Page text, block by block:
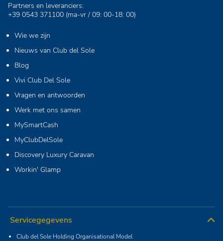
Partners en leveranciers:
+39 0543 371100 (ma-vr / 09: 00-18: 00)
Wie we zijn
Nieuws van Club del Sole
Blog
Vivi Club Del Sole
Vragen en antwoorden
Werk met ons samen
MySmartCash
MyClubDelSole
Discovery Luxury Caravan
Workin' Glamp
Servicegegevens
Club del Sole Holding Organisational Model